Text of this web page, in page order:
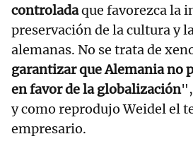
controladaque favorezca la
preservación de la cultura y
alemanas. No se trata de
garantizar que Alemania no
en favor de la globalización",
y como reprodujo Weidel el
empresario.